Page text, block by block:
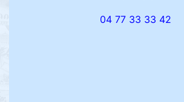
04 77 33 33 42